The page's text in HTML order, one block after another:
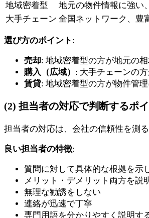
地域密着型
地元の物件情報に強い
大手チェーン 全国ネットワーク、豊
選び方のポイント :
売却: 地域密着型の方が地元の
購入（広域） : 大手チェーンの
賃貸: 地域密着型の方が物件管
(2) 担当者の対応で判断するポ
担当者の対応は、会社の信頼性を測る
良い担当者の特徴:
質問に対して具体的な根拠を示
メリット・デメリット両方を説
無理な勧誘をしない
連絡が迅速で丁寧
専門用語を分かりやすく説明す